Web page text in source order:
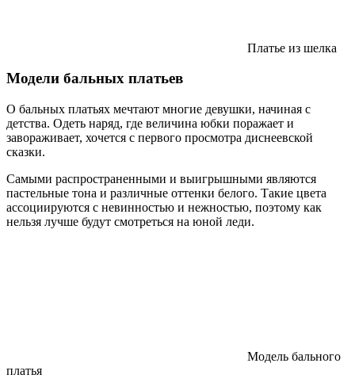
Платье из шелка
Модели бальных платьев
О бальных платьях мечтают многие девушки, начиная с
детства. Одеть наряд, где величина юбки поражает и
завораживает, хочется с первого просмотра диснеевской
сказки.
Самыми распространенными и выигрышными являются
пастельные тона и различные оттенки белого. Такие цвета
ассоциируются с невинностью и нежностью, поэтому как
нельзя лучше будут смотреться на юной леди.
Модель бального
платья